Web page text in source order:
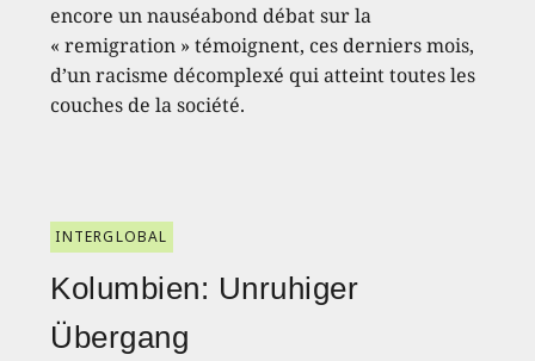
encore un nauséabond débat sur la
« remigration » témoignent, ces derniers mois,
d’un racisme décomplexé qui atteint toutes les
couches de la société.
INTERGLOBAL
Kolumbien: Unruhiger
Übergang